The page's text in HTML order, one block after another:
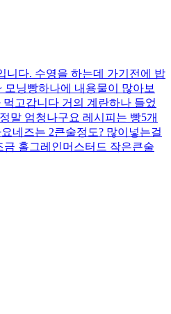
니다. 수영을 하는데 가기전에 밥
닝빵하나에 내용물이 많아보
고갑니다 거의 계란하나 들었
말 엄청나구요 레시피는 빵5개
네즈는 2큰술정도? 많이넣는걸
홀그레인머스터드 작은큰술